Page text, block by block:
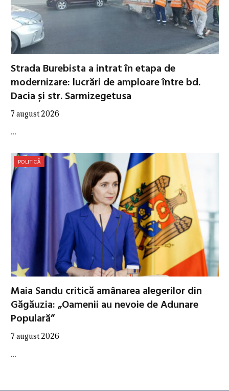
Strada Burebista a intrat în etapa de
modernizare: lucrări de amploare între bd.
Dacia și str. Sarmizegetusa
7 august 2026
…
POLITICĂ
Maia Sandu critică amânarea alegerilor din
Găgăuzia: „Oamenii au nevoie de Adunare
Populară”
7 august 2026
…